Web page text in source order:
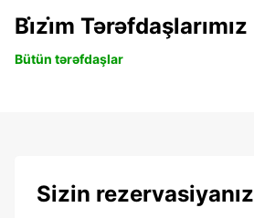
Bi̇zi̇m Tərəfdaşlarımız
Bütün tərəfdaşlar
Sizin rezervasiyanız